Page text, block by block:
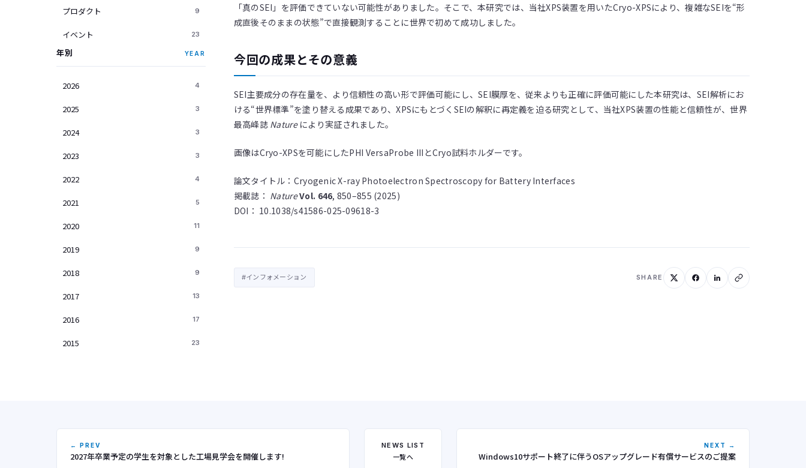
プロダクト 9
イベント 23
年別 YEAR
2026 4
2025 3
2024 3
2023 3
2022 4
2021 5
2020 11
2019 9
2018 9
2017 13
2016 17
2015 23
「真のSEI」を評価できていない可能性がありました。そこで、本研究では、当社XPS装置を用いたCryo-XPSにより、複雑なSEIを“形
成直後そのままの状態”で直接観測することに世界で初めて成功しました。
今回の成果とその意義
SEI主要成分の存在量を、より信頼性の高い形で評価可能にし、SEI膜厚を、従来よりも正確に評価可能にした本研究は、SEI解析にお
ける“世界標準”を塗り替える成果であり、XPSにもとづくSEIの解釈に再定義を迫る研究として、当社XPS装置の性能と信頼性が、世界
最高峰誌 Natureにより実証されました。
画像はCryo-XPSを可能にしたPHI VersaProbe IIIとCryo試料ホルダーです。
論文タイトル：Cryogenic X-ray Photoelectron Spectroscopy for Battery Interfaces
掲載誌： NatureVol. 646, 850–855 (2025)
DOI： 10.1038/s41586-025-09618-3
#インフォメーション SHARE
← PREV
2027年卒業予定の学生を対象とした工場見学会を開催します!
NEWS LIST
一覧へ
NEXT →
Windows10サポート終了に伴うOSアップグレード有償サービスのご提案